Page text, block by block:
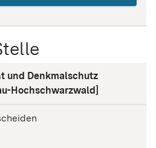
und Denkmalschutz
Hochschwarzwald]